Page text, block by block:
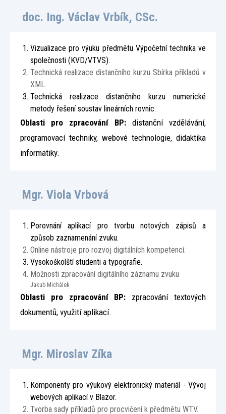
doc. Ing. Václav Vrbík, CSc.
Vizualizace pro výuku předmětu Výpočetní technika ve
společnosti (KVD/VTVS).
Technická realizace distančního kurzu Sbírka příkladů v
XML.
Technická realizace distančního kurzu numerické
metody řešení soustav lineárních rovnic.
Oblasti pro zpracování BP:distanční vzdělávání,
programovací techniky, webové technologie, didaktika
informatiky.
Mgr. Viola Vrbová
Porovnání aplikací pro tvorbu notových zápisů a
způsob zaznamenání zvuku.
Online nástroje pro rozvoj digitálních kompetencí.
Vysokoškolští studenti a typografie.
Možnosti zpracování digitálního záznamu zvuku
Jakub Michálek
Oblasti pro zpracování BP: zpracování textových
dokumentů, využití aplikací.
Mgr. Miroslav Zíka
Komponenty pro výukový elektronický materiál - Vývoj
webových aplikací v Blazor.
Tvorba sady příkladů pro procvičení k předmětu WTV.